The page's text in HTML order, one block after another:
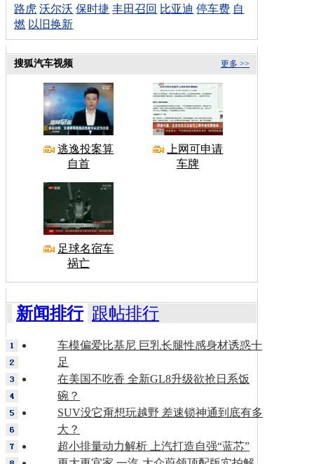
路虎 沃尔沃 保时捷 丰田召回 比亚迪 停车费 自
燃 以旧换新
更多 >>
搜狐汽车视频
逃逸投案算
自首
上网可申请
车牌
足球名宿车
祸亡
新闻排行 跟帖排行
车模偏爱比基尼 巨乳长腿性感身材诱惑十
足
在美国不吃香 全新GL8升级欲抢日系饭
碗？
SUV没它甭想玩越野 差速锁神通到底有多
大？
超小排量动力解析 上汽打造自强“蓝芯”